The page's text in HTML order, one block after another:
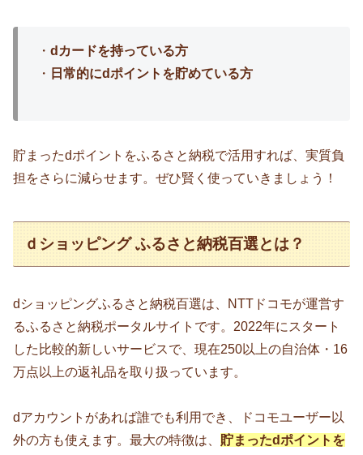
・ dカードを持っている方
・ 日常的にdポイントを貯めている方
貯まったdポイントをふるさと納税で活用すれば、実質負
担をさらに減らせます。ぜひ賢く使っていきましょう！
ｄショッピング ふるさと納税百選とは？
dショッピングふるさと納税百選は、NTTドコモが運営す
るふるさと納税ポータルサイトです。2022年にスタート
した比較的新しいサービスで、現在250以上の自治体・16
万点以上の返礼品を取り扱っています。
dアカウントがあれば誰でも利用でき、ドコモユーザー以
外の方も使えます。最大の特徴は、 貯まったdポイントを